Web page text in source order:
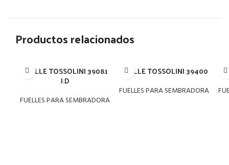
Productos relacionados
FUELLE TOSSOLINI 39081
J.D
FUELLES PARA SEMBRADORA
FUELLE TOSSOLINI 39400
FUELLES PARA SEMBRADORA